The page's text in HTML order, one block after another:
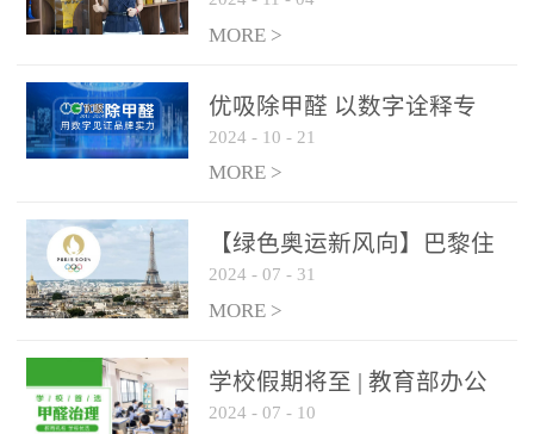
MORE >
优吸除甲醛 以数字诠释专
业，尽显除醛品牌实力！
2024 - 10 - 21
MORE >
【绿色奥运新风向】巴黎住
宿风波：优吸环保共建健康
绿色家居
2024 - 07 - 31
MORE >
学校假期将至 | 教育部办公
厅关于加强学校新建校舍室
2024 - 07 - 10